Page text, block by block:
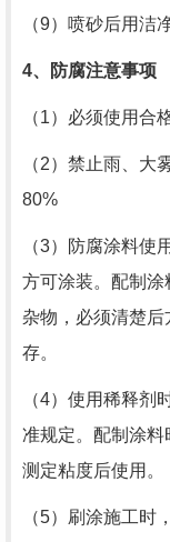
（9）喷砂后用洁
4、防腐注意事项
（1）必须使用合
（2）禁止雨、大
80%
（3）防腐涂料使
方可涂装。配制
杂物，必须清楚
存。
（4）使用稀释剂
准规定。配制涂
测定粘度后使用。
（5）刷涂施工时